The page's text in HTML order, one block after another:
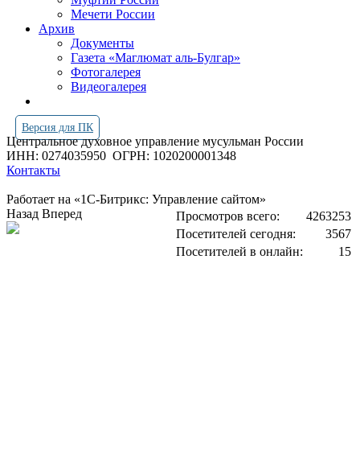
Мечети России
Архив
Документы
Газета «Маглюмат аль-Булгар»
Фотогалерея
Видеогалерея
Версия для ПК
Центральное духовное управление мусульман России
ИНН: 0274035950 ОГРН: 1020200001348
Контакты
Работает на «1С-Битрикс: Управление сайтом»
Просмотров всего:
4263253
Посетителей сегодня:
3567
Посетителей в онлайн:
15
Назад Вперед